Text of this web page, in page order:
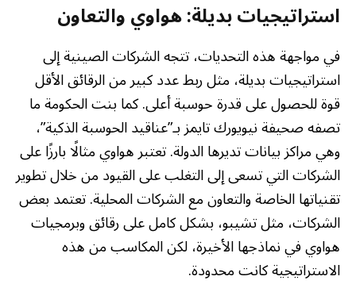
استراتيجيات بديلة: هواوي والتعاون
في مواجهة هذه التحديات، تتجه الشركات الصينية إلى
استراتيجيات بديلة، مثل ربط عدد كبير من الرقائق الأقل
قوة للحصول على قدرة حوسبة أعلى. كما بنت الحكومة ما
تصفه صحيفة نيويورك تايمز بـ”عناقيد الحوسبة الذكية”،
وهي مراكز بيانات تديرها الدولة. تعتبر هواوي مثالًا بارزًا على
الشركات التي تسعى إلى التغلب على القيود من خلال تطوير
تقنياتها الخاصة والتعاون مع الشركات المحلية. تعتمد بعض
الشركات، مثل تشيبو، بشكل كامل على رقائق وبرمجيات
هواوي في نماذجها الأخيرة، لكن المكاسب من هذه
الاستراتيجية كانت محدودة.